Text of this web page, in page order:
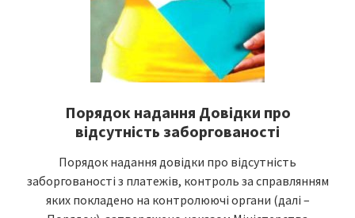
Порядок надання Довідки про
відсутність заборгованості
Порядок надання довідки про відсутність
заборгованості з платежів, контроль за справлянням
яких покладено на контролюючі органи (далі –